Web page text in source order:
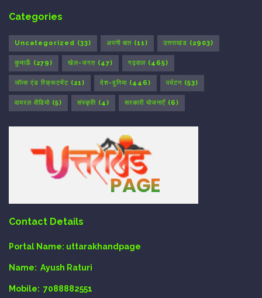
Categories
Uncategorized (33) अपनी बात (11) उत्तराखंड (2903)
कुमाऊँ (279) खेल-जगत (47) गढ़वाल (465)
जॉब्स एंड रिक्रूटमेंट (21) देश-दुनिया (446) पर्यटन (53)
वायरल वीडियो (5) संस्कृति (4) सरकारी योजनाएँ (6)
Contact Details
Portal Name: uttarakhandpage
Name: Ayush Raturi
Mobile: 7088882551